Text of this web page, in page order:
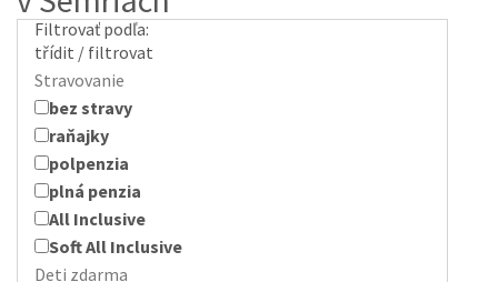
Filtrovať podľa:
třídit / filtrovat
Stravovanie
bez stravy
raňajky
polpenzia
plná penzia
All Inclusive
Soft All Inclusive
Deti zdarma